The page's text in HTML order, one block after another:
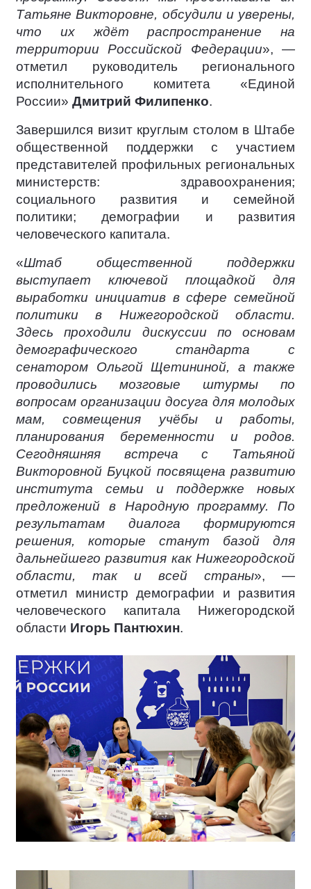
Татьяне Викторовне, обсудили и уверены,
что их ждёт распространение на
территории Российской Федерации», —
отметил руководитель регионального
исполнительного комитета «Единой
России» Дмитрий Филипенко.
Завершился визит круглым столом в Штабе
общественной поддержки с участием
представителей профильных региональных
министерств: здравоохранения;
социального развития и семейной
политики; демографии и развития
человеческого капитала.
«Штаб общественной поддержки
выступает ключевой площадкой для
выработки инициатив в сфере семейной
политики в Нижегородской области.
Здесь проходили дискуссии по основам
демографического стандарта с
сенатором Ольгой Щетининой, а также
проводились мозговые штурмы по
вопросам организации досуга для молодых
мам, совмещения учёбы и работы,
планирования беременности и родов.
Сегодняшняя встреча с Татьяной
Викторовной Буцкой посвящена развитию
института семьи и поддержке новых
предложений в Народную программу. По
результатам диалога формируются
решения, которые станут базой для
дальнейшего развития как Нижегородской
области, так и всей страны», —
отметил министр демографии и развития
человеческого капитала Нижегородской
области Игорь Пантюхин.